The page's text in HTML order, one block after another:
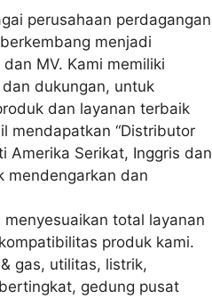
perusahaan perdagangan
menjadi
MV. Kami memiliki
dukungan, untuk
dan layanan terbaik
mendapatkan “Distributor
Amerika Serikat, Inggris dan
mendengarkan dan
total layanan
produk kami.
gas, utilitas, listrik,
gedung pusat